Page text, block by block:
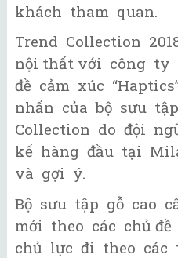
khách tham quan.
Trend Collection
nội thất với công ty
đề cảm xúc
nhấn của bộ sưu
Collection do đội
kế hàng đầu tại
và gợi ý.
Bộ sưu tập gỗ cao
mới theo các chủ
chủ lực đi theo các